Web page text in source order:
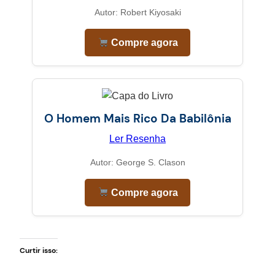
Autor: Robert Kiyosaki
Compre agora
O Homem Mais Rico Da Babilônia
Ler Resenha
Autor: George S. Clason
Compre agora
Curtir isso: